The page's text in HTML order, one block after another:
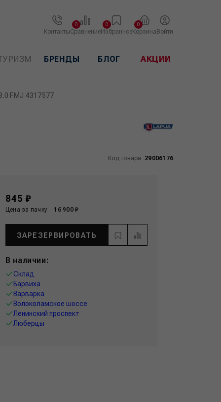
КонтактыСравнение
0
Избранное
0
Корзина
0
Войти
БРЕНДЫ БЛОГ АКЦИИ
FMJ 4317577
Код товара: 29006176
845 ₽
Цена за пачку 16 900 ₽
ЗАРЕЗЕРВИРОВАТЬ
В наличии:
Склад
Барвиха
Варварка
Волоколамское шоссе
Ленинский проспект
Люберцы